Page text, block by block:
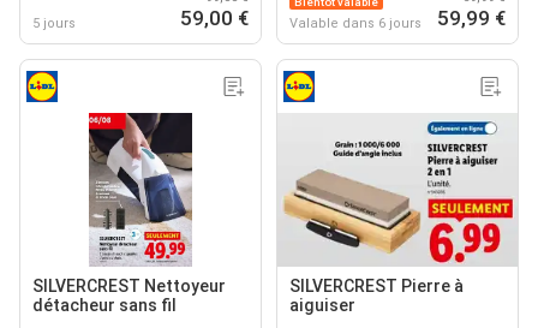
5 jours 59,00 € Valable dans 6 jours 59,99 €
SILVERCREST Nettoyeur
détacheur sans fil
SILVERCREST Pierre à
aiguiser